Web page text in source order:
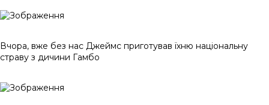
Вчора, вже без нас Джеймс приготував їхню національну
страву з дичини Гамбо